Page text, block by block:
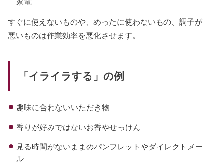
すぐに使えないものや、めったに使わないもの、調子が
悪いものは作業効率を悪化させます。
「イライラする」の例
趣味に合わないいただき物
香りが好みではないお香やせっけん
見る時間がないままのパンフレットやダイレクトメー
ル